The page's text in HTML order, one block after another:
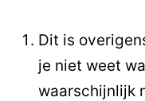
Dit is
je niet weet
waarschijnlijk